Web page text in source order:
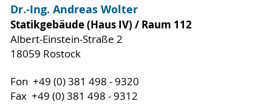
Dr.-Ing. Andreas Wolter
Statikgebäude (Haus IV) / Raum 112
Albert-Einstein-Straße 2
18059 Rostock
Fon +49 (0) 381 498 - 9320
Fax +49 (0) 381 498 - 9312